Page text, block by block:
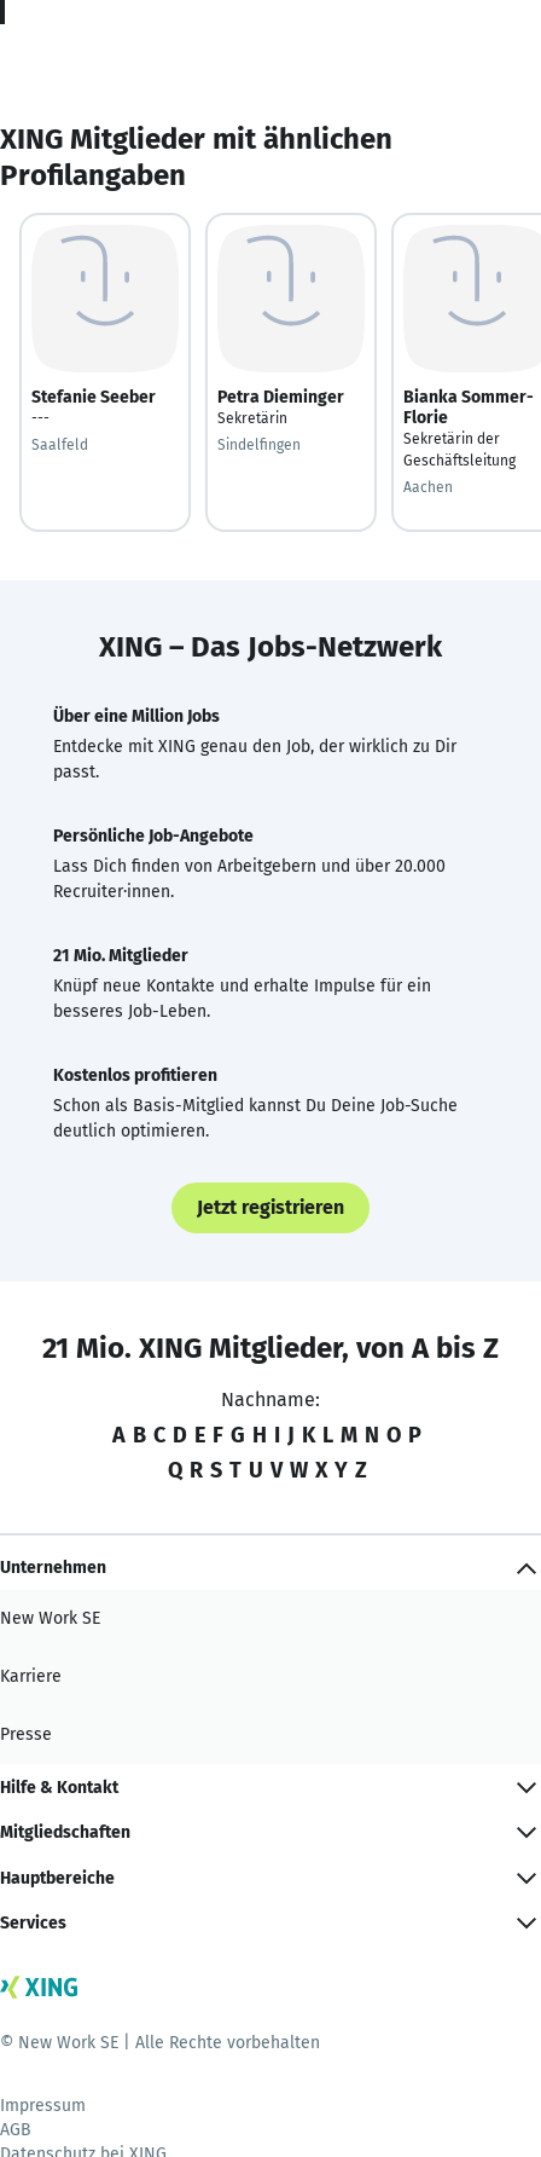
XING Mitglieder mit ähnlichen
Profilangaben
Stefanie Seeber
---
Saalfeld
Petra Dieminger
Sekretärin
Sindelfingen
Bianka Sommer-
Florie
Sekretärin der
Geschäftsleitung
Aachen
XING – Das Jobs-Netzwerk
Über eine Million Jobs
Entdecke mit XING genau den Job, der wirklich zu Dir
passt.
Persönliche Job-Angebote
Lass Dich finden von Arbeitgebern und über 20.000
Recruiter·innen.
21 Mio. Mitglieder
Knüpf neue Kontakte und erhalte Impulse für ein
besseres Job-Leben.
Kostenlos profitieren
Schon als Basis-Mitglied kannst Du Deine Job-Suche
deutlich optimieren.
Jetzt registrieren
21 Mio. XING Mitglieder, von A bis Z
Nachname:
A B C D E F G H I J K L M N O P
Q R S T U V W X Y Z
Unternehmen
New Work SE
Karriere
Presse
Hilfe & Kontakt
Mitgliedschaften
Hauptbereiche
Services
© New Work SE | Alle Rechte vorbehalten
Impressum
AGB